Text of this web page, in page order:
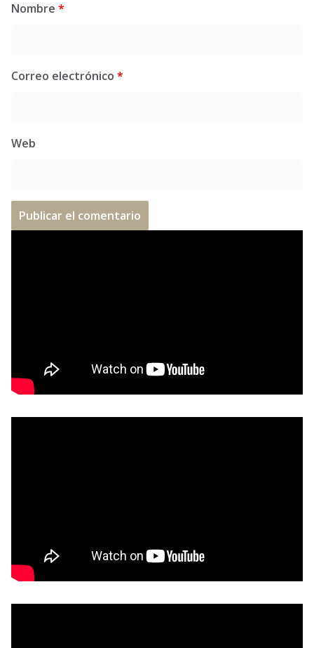
Nombre *
Correo electrónico *
Web